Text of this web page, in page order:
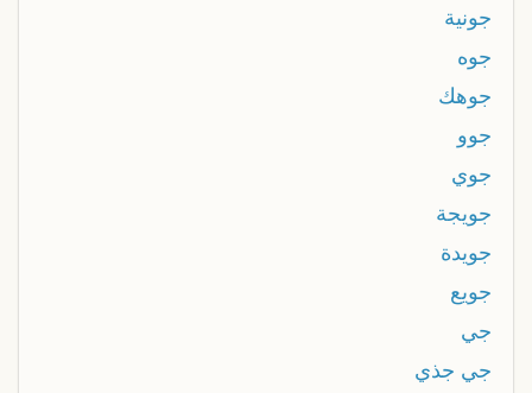
جونية
جوه
جوهك
جوو
جوي
جويجة
جويدة
جويع
جي
جي جذي